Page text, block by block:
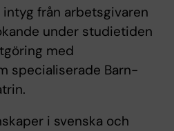
intyg från arbetsgivaren
under studietiden
med
specialiserade Barn-
i svenska och